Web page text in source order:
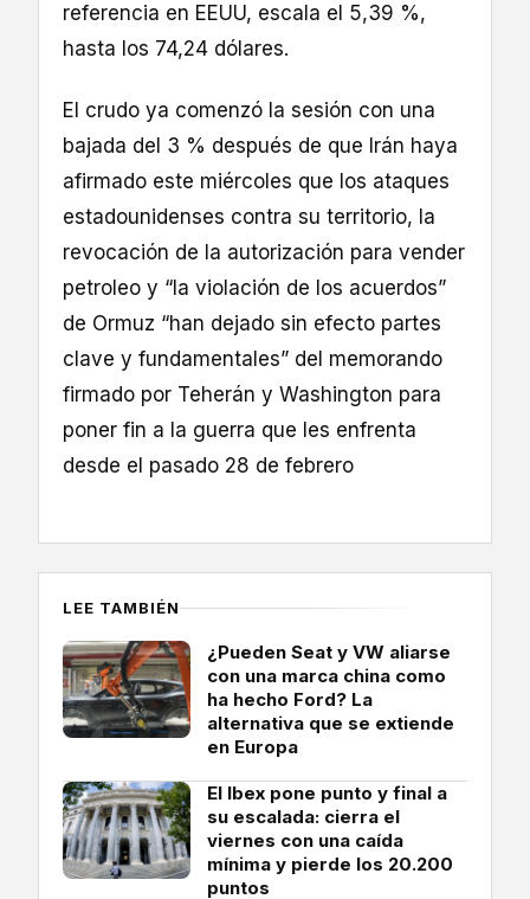
referencia en EEUU, escala el 5,39 %,
hasta los 74,24 dólares.
El crudo ya comenzó la sesión con una
bajada del 3 % después de que Irán haya
afirmado este miércoles que los ataques
estadounidenses contra su territorio, la
revocación de la autorización para vender
petroleo y “la violación de los acuerdos”
de Ormuz “han dejado sin efecto partes
clave y fundamentales” del memorando
firmado por Teherán y Washington para
poner fin a la guerra que les enfrenta
desde el pasado 28 de febrero
LEE TAMBIÉN
¿Pueden Seat y VW aliarse
con una marca china como
ha hecho Ford? La
alternativa que se extiende
en Europa
El Ibex pone punto y final a
su escalada: cierra el
viernes con una caída
mínima y pierde los 20.200
puntos